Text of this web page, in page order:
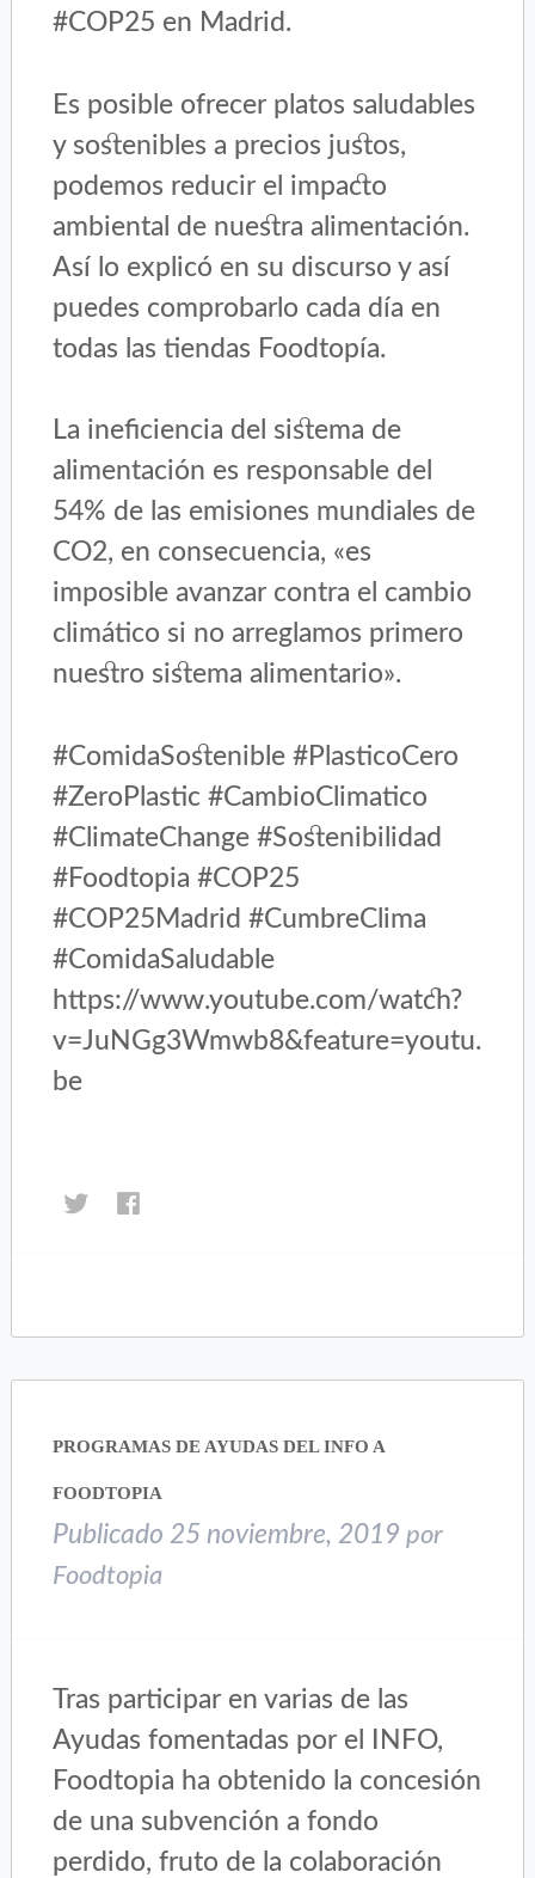
#COP25 en Madrid.
Es posible ofrecer platos saludables
y sostenibles a precios justos,
podemos reducir el impacto
ambiental de nuestra alimentación.
Así lo explicó en su discurso y así
puedes comprobarlo cada día en
todas las tiendas Foodtopía.
La ineficiencia del sistema de
alimentación es responsable del
54% de las emisiones mundiales de
CO2, en consecuencia, «es
imposible avanzar contra el cambio
climático si no arreglamos primero
nuestro sistema alimentario».
#ComidaSostenible #PlasticoCero
#ZeroPlastic #CambioClimatico
#ClimateChange #Sostenibilidad
#Foodtopia #COP25
#COP25Madrid #CumbreClima
#ComidaSaludable
https://www.youtube.com/watch?
v=JuNGg3Wmwb8&feature=youtu.
be
Haz
clic
Twitter
abre
una
ventana
nueva)
Facebook
abre
una
ventana
nueva)
PROGRAMAS DE AYUDAS DEL INFO A
FOODTOPIA
Publicado 25 noviembre, 2019 por
Foodtopia
Tras participar en varias de las
Ayudas fomentadas por el INFO,
Foodtopia ha obtenido la concesión
de una subvención a fondo
perdido, fruto de la colaboración